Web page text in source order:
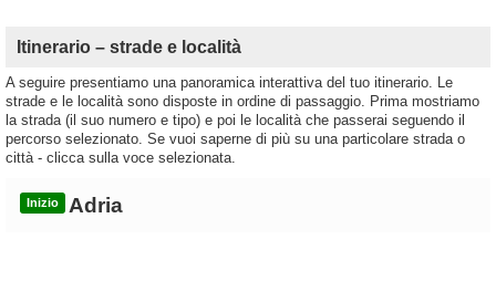
Itinerario – strade e località
A seguire presentiamo una panoramica interattiva del tuo itinerario. Le
strade e le località sono disposte in ordine di passaggio. Prima mostriamo
la strada (il suo numero e tipo) e poi le località che passerai seguendo il
percorso selezionato. Se vuoi saperne di più su una particolare strada o
città - clicca sulla voce selezionata.
Inizio Adria